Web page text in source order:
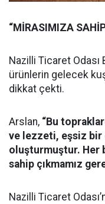
“MİRASIMIZA
Nazilli Ticaret Odası
ürünlerin gelecek
dikkat çekti.
Arslan, “Bu
ve lezzeti, eşsiz
oluşturmuştur. Her
sahip çıkmamız
Nazilli Ticaret